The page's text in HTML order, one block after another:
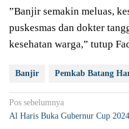
”Banjir semakin meluas,
puskesmas dan dokter
kesehatan warga,” tutup
Banjir Pemkab Batang
Navigasi
pos
Pos sebelumnya
Al Haris Buka Gubernur Cup 2024